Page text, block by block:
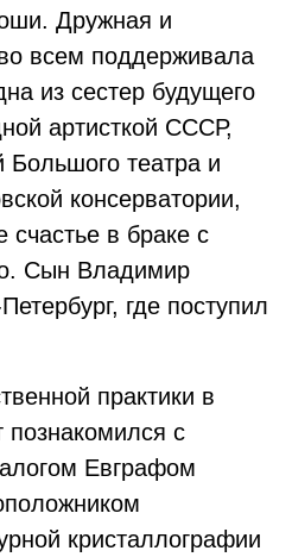
Дружная и
всем поддерживала
из сестер будущего
артисткой СССР,
Большого театра и
консерватории,
в браке с
Сын Владимир
где поступил
практики в
познакомился с
Евграфом
кристаллографии